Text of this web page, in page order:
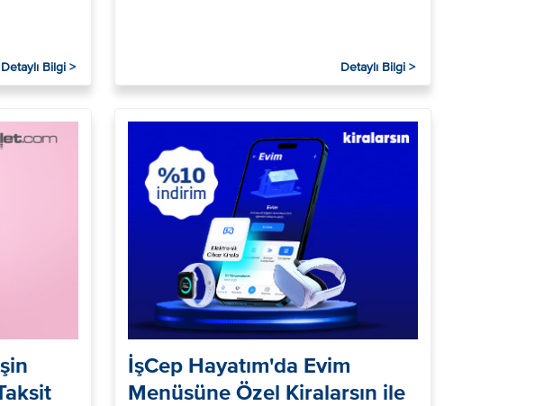
Detaylı Bilgi > Detaylı Bilgi >
İşCep Hayatım'da Evim
Menüsüne Özel Kiralarsın ile